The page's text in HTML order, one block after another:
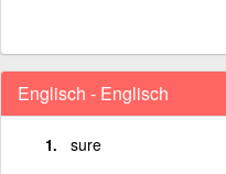
Englisch - Englisch
sure